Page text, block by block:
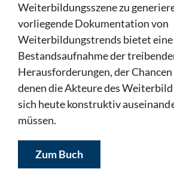
Weiterbildungsszene zu
vorliegende Dokumentation von
Weiterbildungstrends bietet
Bestandsaufnahme der
Herausforderungen, der
denen die Akteure des
sich heute konstruktiv
müssen.
Zum Buch